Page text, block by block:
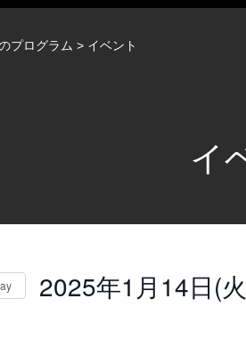
プログラム > イベント
イ
2025年1月14日(